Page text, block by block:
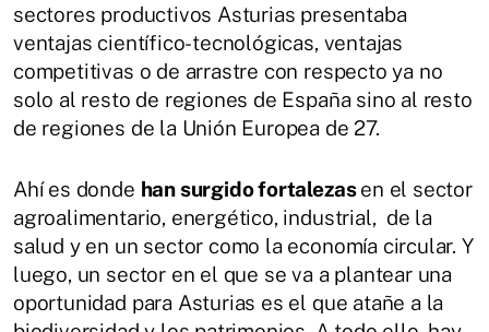
sectores productivos Asturias presentaba
ventajas científico-tecnológicas, ventajas
competitivas o de arrastre con respecto ya no
solo al resto de regiones de España sino al resto
de regiones de la Unión Europea de 27.
Ahí es donde han surgido fortalezasen el sector
agroalimentario, energético, industrial, de la
salud y en un sector como la economía circular. Y
luego, un sector en el que se va a plantear una
oportunidad para Asturias es el que atañe a la